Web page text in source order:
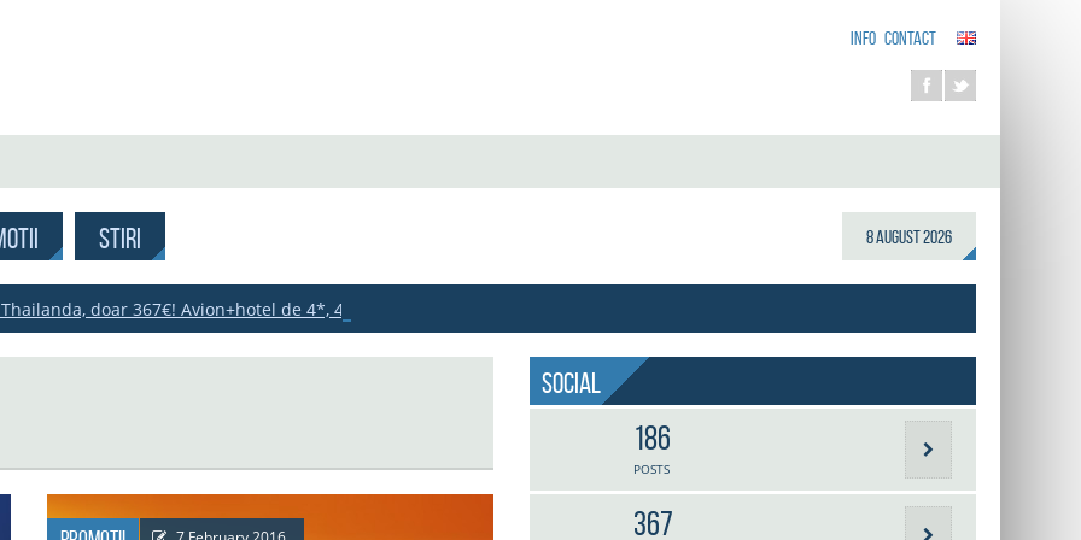
INFO CONTACT
STIRI 8 August 2026
doar 367€! Avion+hotel de 4*, 470€!
Social
186
POSTS
367